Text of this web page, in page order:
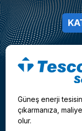
Güneş enerji
çıkarmanıza,
olur.